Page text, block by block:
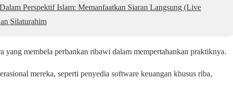
Perspektif Islam: Memanfaatkan Siaran Langsung (Live
Silaturahim
yang membela perbankan ribawi dalam mempertahankan praktiknya.
mereka, seperti penyedia software keuangan khusus riba,